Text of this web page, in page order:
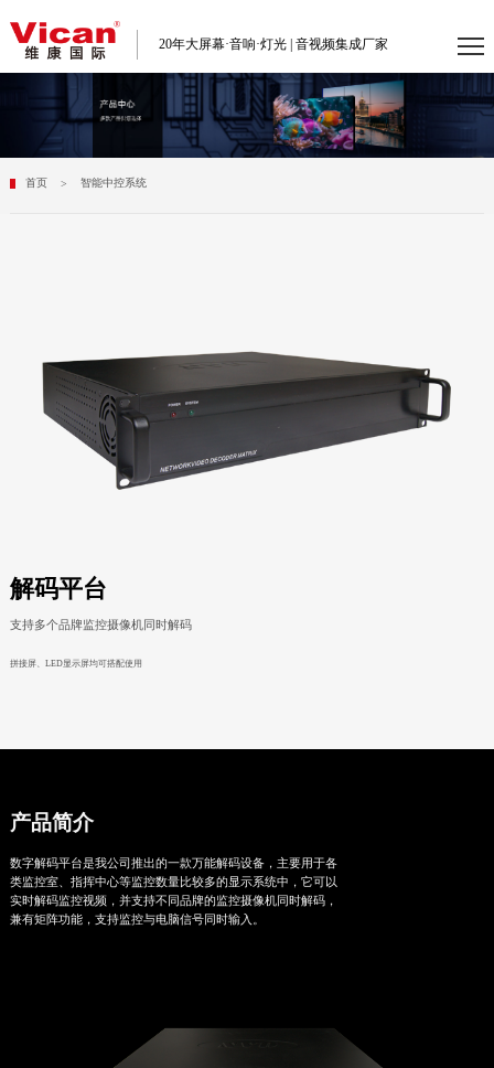
20年大屏幕·音响·灯光 | 音视频集成厂家
首页 > 智能中控系统
解码平台
支持多个品牌监控摄像机同时解码
拼接屏、LED显示屏均可搭配使用
产品简介
数字解码平台是我公司推出的一款万能解码设备，主要用于各
类监控室、指挥中心等监控数量比较多的显示系统中，它可以
实时解码监控视频，并支持不同品牌的监控摄像机同时解码，
兼有矩阵功能，支持监控与电脑信号同时输入。